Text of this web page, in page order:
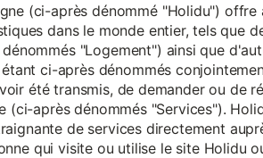
(ci-après dénommé "Holidu")
dans le monde entier, tels que
"Logement") ainsi que
ci-après dénommés
été transmis, de demander ou de
après dénommés "Services").
de services directement
qui visite ou utilise le site Holidu